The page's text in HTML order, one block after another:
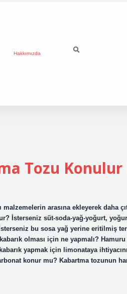
Hakkımızda
Tozu Konulur
arasına ekleyerek daha
İsterseniz süt-soda-yağ-yoğurt,
bu sosa yağ yerine eritilmiş
olması için ne yapmalı?
yapmak için limonataya
konur mu? Kabartma tozunun